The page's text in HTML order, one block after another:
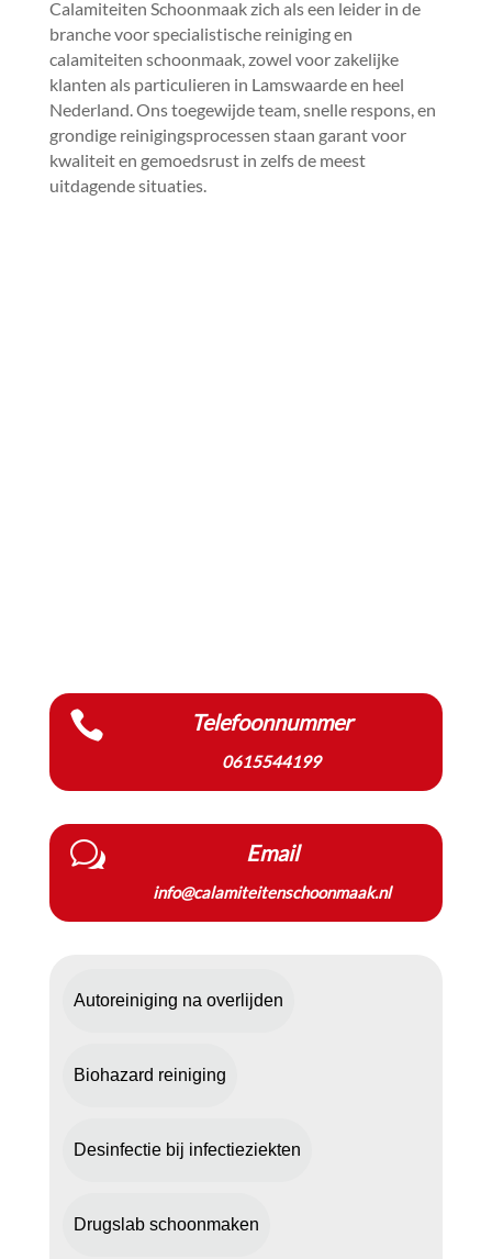
Calamiteiten Schoonmaak zich als een leider in de
branche voor specialistische reiniging en
calamiteiten schoonmaak, zowel voor zakelijke
klanten als particulieren in Lamswaarde en heel
Nederland.​ Ons toegewijde team, snelle respons, en
grondige reinigingsprocessen staan garant voor
kwaliteit en gemoedsrust in zelfs de meest
uitdagende situaties.​
 Telefoonnummer
0615544199
w Email
info@calamiteitenschoonmaak.nl
Autoreiniging na overlijden
Biohazard reiniging
Desinfectie bij infectieziekten
Drugslab schoonmaken